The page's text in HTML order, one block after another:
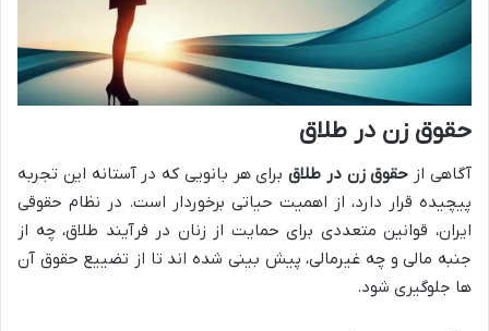
حقوق زن در طلاق
آگاهی از حقوق زن در طلاقبرای هر بانویی که در آستانه این تجربه
پیچیده قرار دارد، از اهمیت حیاتی برخوردار است. در نظام حقوقی
ایران، قوانین متعددی برای حمایت از زنان در فرآیند طلاق، چه از
جنبه مالی و چه غیرمالی، پیش بینی شده اند تا از تضییع حقوق آن
ها جلوگیری شود.